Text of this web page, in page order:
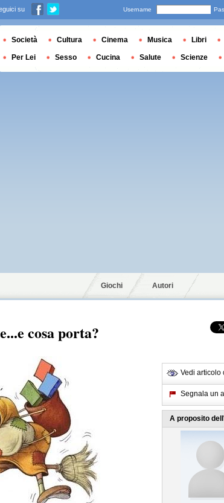
Giochi Autori
cosa porta?
Vedi articolo
Segnala un
A proposito
su Username
Società Cultura Cinema Musica Libri
Per Lei Sesso Cucina Salute Scienze